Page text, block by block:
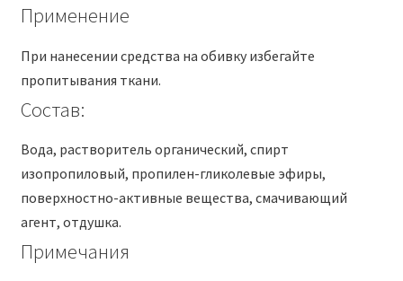
Применение
При нанесении средства на обивку избегайте
пропитывания ткани.
Состав:
Вода, растворитель органический, спирт
изопропиловый, пропилен-гликолевые эфиры,
поверхностно-активные вещества, смачивающий
агент, отдушка.
Примечания